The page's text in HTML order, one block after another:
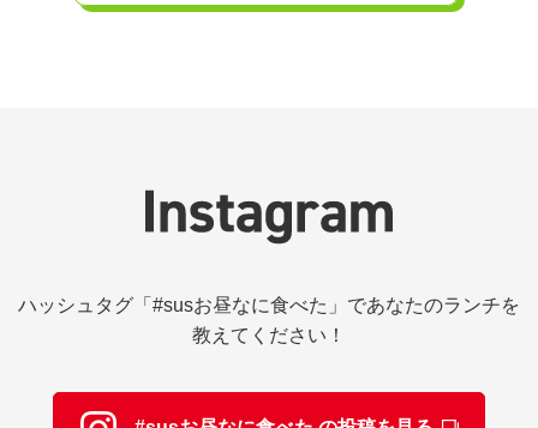
ハッシュタグ「#susお昼なに食べた」であなたのランチを
教えてください！